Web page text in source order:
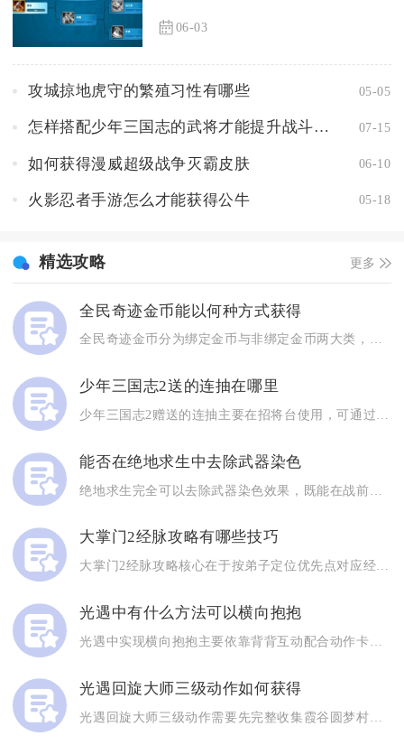
06-03
攻城掠地虎守的繁殖习性有哪些 05-05
怎样搭配少年三国志的武将才能提升战斗实力 07-15
如何获得漫威超级战争灭霸皮肤 06-10
火影忍者手游怎么才能获得公牛 05-18
精选攻略 更多
全民奇迹金币能以何种方式获得
全民奇迹金币分为绑定金币与非绑定金币两大类，主要通过日常副本...
少年三国志2送的连抽在哪里
能否在绝地求生中去除武器染色
大掌门2经脉攻略有哪些技巧
大掌门2经脉攻略核心在于按弟子定位优先点对应经脉、高效攒修为...
光遇中有什么方法可以横向抱抱
光遇回旋大师三级动作如何获得